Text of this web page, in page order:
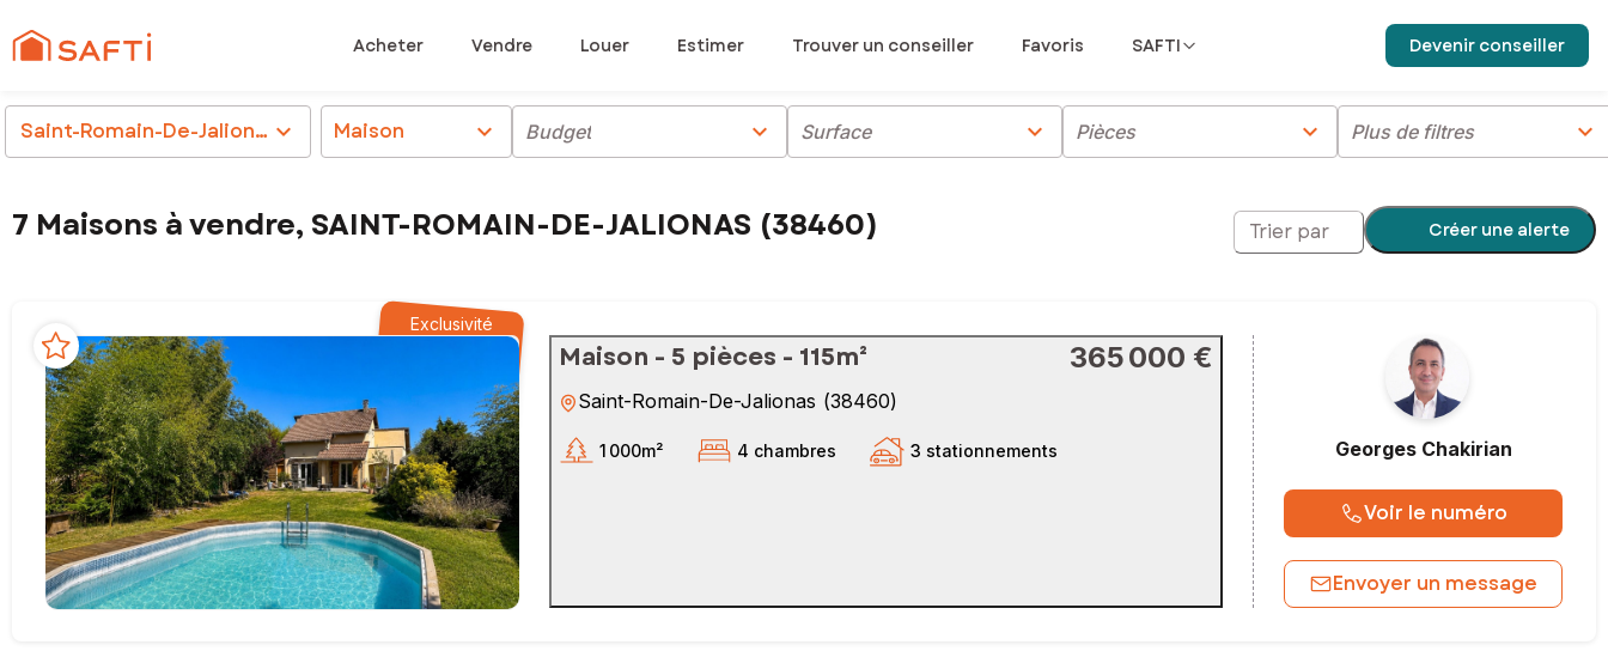
Acheter Vendre Louer Estimer Trouver un conseiller Favoris SAFTI Devenir conseiller
Saint-Romain-De-Jalionas (38460)
chevron_right Maison chevron_right Budget chevron_right Surface chevron_right Pièces chevron_right Plus de filtres chevron_right
7 Maisons à vendre, SAINT-ROMAIN-DE-JALIONAS (38460) Trier par Créer une alerte
Exclusivité
Maison - 5 pièces - 115m² 365 000 €
Saint-Romain-De-Jalionas (38460)
1 000m² 4 chambres 3 stationnements Georges Chakirian
Voir le numéro
Envoyer un message